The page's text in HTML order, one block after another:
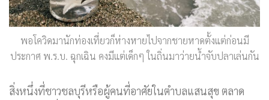
พอโควิดมานักท่องเที่ยวก็ห่างหายไปจากชายหาดตั้งแต่ก่อนมี
ประกาศ พ.ร.บ. ฉุกเฉิน คงมีแต่เด็กๆ ในถิ่นมาว่ายน้ำจับปลาเล่นกัน
สิ่งหนึ่งที่ชาวชลบุรีหรือผู้คนที่อาศัยในตำบลแสนสุข ตลาด